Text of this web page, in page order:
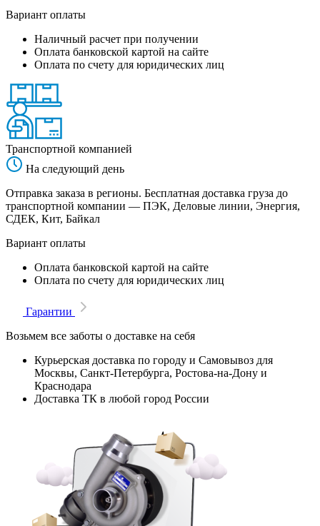
Вариант оплаты
Наличный расчет при получении
Оплата банковской картой на сайте
Оплата по счету для юридических лиц
Транспортной компанией
На следующий день
Отправка заказа в регионы. Бесплатная доставка груза до
транспортной компании — ПЭК, Деловые линии, Энергия,
СДЕК, Кит, Байкал
Вариант оплаты
Оплата банковской картой на сайте
Оплата по счету для юридических лиц
Гарантии
Возьмем все заботы о доставке на себя
Курьерская доставка по городу и Самовывоз для
Москвы, Санкт-Петербурга, Ростова-на-Дону и
Краснодара
Доставка ТК в любой город России